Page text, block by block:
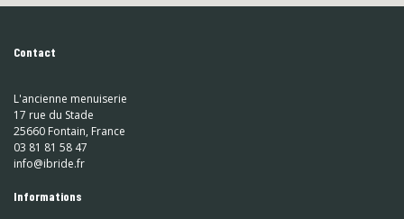
Contact
L'ancienne menuiserie
17 rue du Stade
25660 Fontain, France
03 81 81 58 47
info@ibride.fr
Informations